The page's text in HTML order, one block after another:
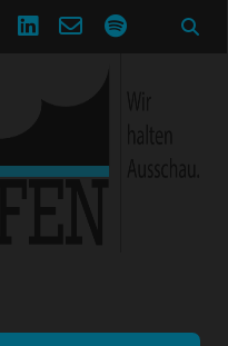
linkedin
email-spotify